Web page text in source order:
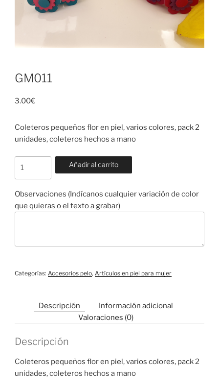
GM011
3.00€
Coleteros pequeños flor en piel, varios colores, pack 2
unidades, coleteros hechos a mano
Añadir al carrito
Observaciones (Indícanos cualquier variación de color
que quieras o el texto a grabar)
Categorías: Accesorios pelo, Artículos en piel para mujer
Descripción
Información adicional
Valoraciones (0)
Descripción
Coleteros pequeños flor en piel, varios colores, pack 2
unidades, coleteros hechos a mano